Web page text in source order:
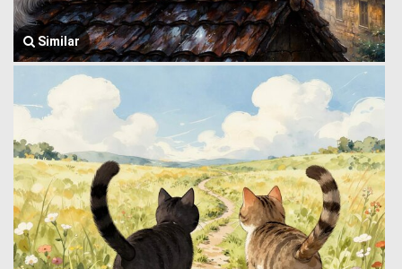
Similar